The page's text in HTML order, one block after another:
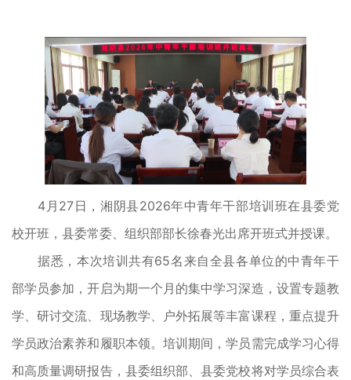
4月27日，湘阴县2026年中青年干部培训班在县委党
校开班，县委常委、组织部部长徐春光出席开班式并授课。
据悉，本次培训共有65名来自全县各单位的中青年干
部学员参加，开启为期一个月的集中学习深造，设置专题教
学、研讨交流、现场教学、户外拓展等丰富课程，重点提升
学员政治素养和履职本领。培训期间，学员需完成学习心得
和高质量调研报告，县委组织部、县委党校将对学员综合表